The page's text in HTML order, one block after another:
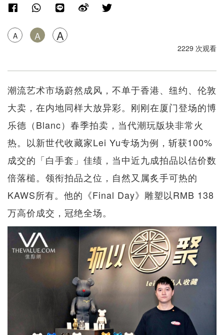
A A A
2229 次观看
潮流艺术市场蔚然成风，不单于香港、纽约、伦敦
大卖，在内地同样大放异彩。刚刚在厦门登场的博
乐德（Blanc）春季拍卖，当代潮玩版块非常火
热。以新世代收藏家Lei Yu专场为例，斩获100%
成交的「白手套」佳绩，当中近九成拍品以估价数
倍落槌。领衔拍品之位，自然又属炙手可热的
KAWS所有。他的《Final Day》雕塑以RMB 138
万高价成交，冠绝全场。